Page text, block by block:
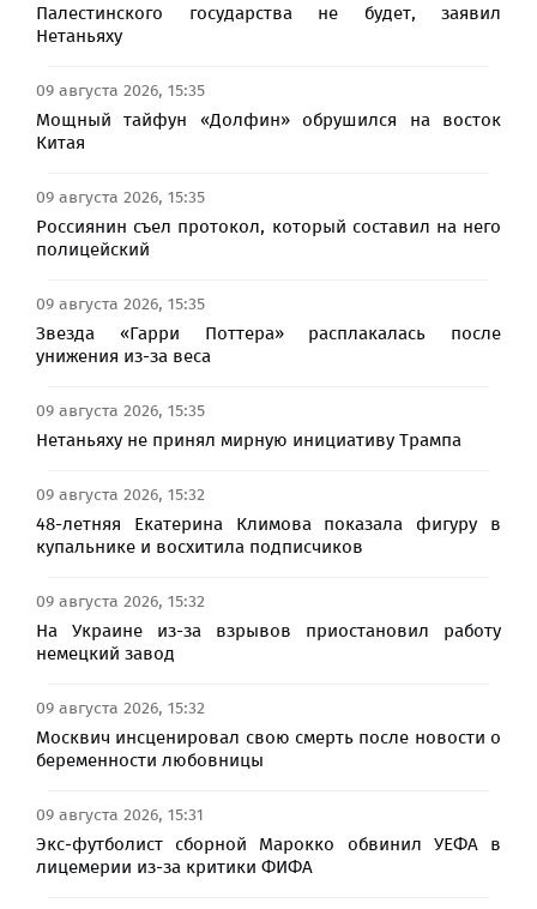
Палестинского государства не будет, заявил
Нетаньяху
09 августа 2026, 15:35
Мощный тайфун «Долфин» обрушился на восток
Китая
09 августа 2026, 15:35
Россиянин съел протокол, который составил на него
полицейский
09 августа 2026, 15:35
Звезда «Гарри Поттера» расплакалась после
унижения из-за веса
09 августа 2026, 15:35
Нетаньяху не принял мирную инициативу Трампа
09 августа 2026, 15:32
48-летняя Екатерина Климова показала фигуру в
купальнике и восхитила подписчиков
09 августа 2026, 15:32
На Украине из-за взрывов приостановил работу
немецкий завод
09 августа 2026, 15:32
Москвич инсценировал свою смерть после новости о
беременности любовницы
09 августа 2026, 15:31
Экс-футболист сборной Марокко обвинил УЕФА в
лицемерии из-за критики ФИФА